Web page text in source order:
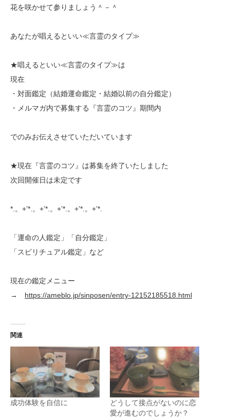
花を咲かせて参りましょう＾－＾
あなたが唱えるといい≪言霊のタイプ≫
★唱えるといい≪言霊のタイプ≫は
現在
・対面鑑定（結婚運命鑑定・結婚以前の自分鑑定）
・メルマガ内で募集する『言霊のコツ』期間内
でのみお伝えさせていただいています
★現在『言霊のコツ』は募集を終了いたしました
次回開催日は未定です
*.。+’*.。+’*.。+’*.。+’*.。+’*.
「運命の人鑑定」「自分鑑定」
「スピリチュアル鑑定」など
現在の鑑定メニュー
→ https://ameblo.jp/sinposen/entry-12152185518.html
関連
成功体験を自信に
どうして接点がないのに恋
愛が進むのでしょうか？